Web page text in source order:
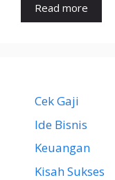
Read more
Cek Gaji
Ide Bisnis
Keuangan
Kisah Sukses